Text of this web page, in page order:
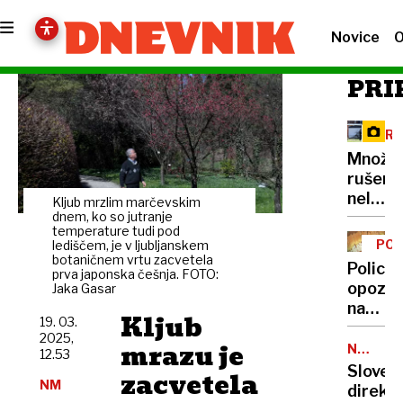
Novice
Kljub mrzlim marčevskim
dnem, ko so jutranje
temperature tudi pod
lediščem, je v ljubljanskem
botaničnem vrtu zacvetela
prva japonska češnja. FOTO:
Jaka Gasar
Kljub
mrazu je
zacvetela
19. 03.
2025,
12.53
NM
v
v
solzah
PO
Policija
na
porast
Kako
VOŽNJA